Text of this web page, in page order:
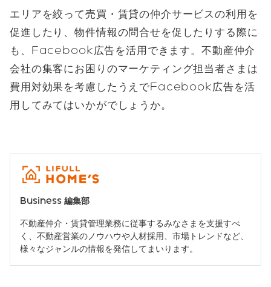
エリアを絞って売買・賃貸の仲介サービスの利用を
促進したり、物件情報の問合せを促したりする際に
も、Facebook広告を活用できます。不動産仲介
会社の集客にお困りのマーケティング担当者さまは
費用対効果を考慮したうえでFacebook広告を活
用してみてはいかがでしょうか。
Business 編集部
不動産仲介・賃貸管理業務に従事するみなさまを支援すべ
く、不動産営業のノウハウや人材採用、市場トレンドなど、
様々なジャンルの情報を発信してまいります。